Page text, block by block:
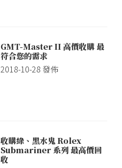
GMT-Master II 高價收購 最
符合您的需求
2018-10-28 發佈
收購綠、黑水鬼 Rolex
Submariner 系列 最高價回
收